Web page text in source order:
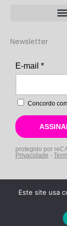
Newsletter
Este site usa